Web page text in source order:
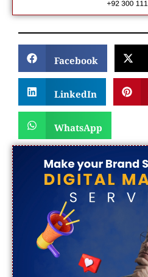
Facebook
LinkedIn
WhatsApp